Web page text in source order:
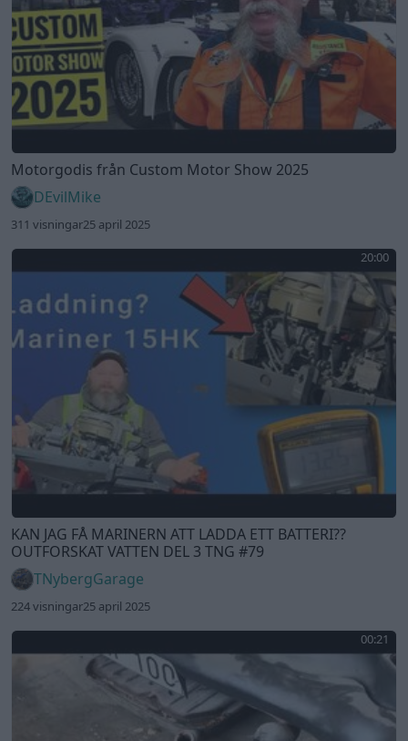
Motorgodis från Custom Motor Show 2025
DEvilMike
311 visningar25 april 2025
20:00
KAN JAG FÅ MARINERN ATT LADDA ETT BATTERI??
OUTFORSKAT VATTEN DEL 3 TNG #79
TNybergGarage
224 visningar25 april 2025
00:21